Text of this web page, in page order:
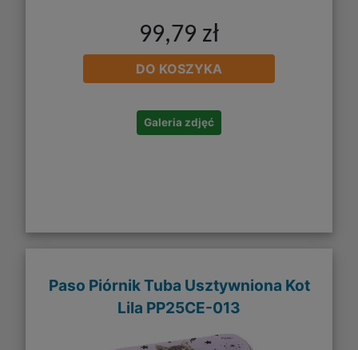
99,79 zł
DO KOSZYKA
Galeria zdjęć
Paso Piórnik Tuba Usztywniona Kot
Lila PP25CE-013